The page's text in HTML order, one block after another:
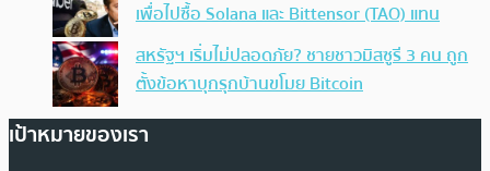
เพื่อไปซื้อ Solana และ Bittensor (TAO) แทน
สหรัฐฯ เริ่มไม่ปลอดภัย? ชายชาวมิสซูรี 3 คน ถูก
ตั้งข้อหาบุกรุกบ้านขโมย Bitcoin
เป้าหมายของเรา